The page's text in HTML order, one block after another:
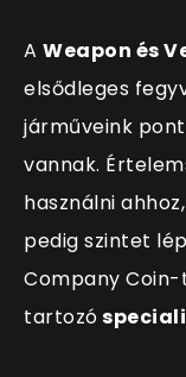
A Weapon és
elsődleges
járműveink
vannak.
használni
pedig szintet
Company
tartozó